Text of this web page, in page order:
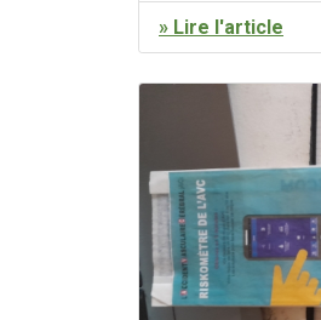
» Lire l'article